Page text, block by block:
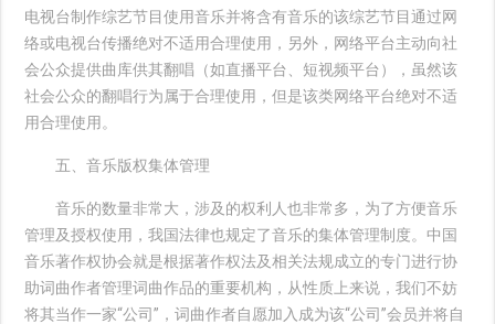
电视台制作综艺节目使用音乐并将含有音乐的该综艺节目通过网
络或电视台传播绝对不适用合理使用，另外，网络平台主动向社
会公众提供曲库供其翻唱（如直播平台、短视频平台），虽然该
社会公众的翻唱行为属于合理使用，但是该类网络平台绝对不适
用合理使用。
五、音乐版权集体管理
音乐的数量非常大，涉及的权利人也非常多，为了方便音乐
管理及授权使用，我国法律也规定了音乐的集体管理制度。中国
音乐著作权协会就是根据著作权法及相关法规成立的专门进行协
助词曲作者管理词曲作品的重要机构，从性质上来说，我们不妨
将其当作一家“公司”，词曲作者自愿加入成为该“公司”会员并将自